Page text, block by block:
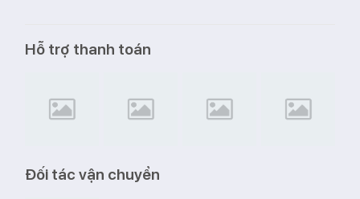
Hỗ trợ thanh toán
Đối tác vận chuyển